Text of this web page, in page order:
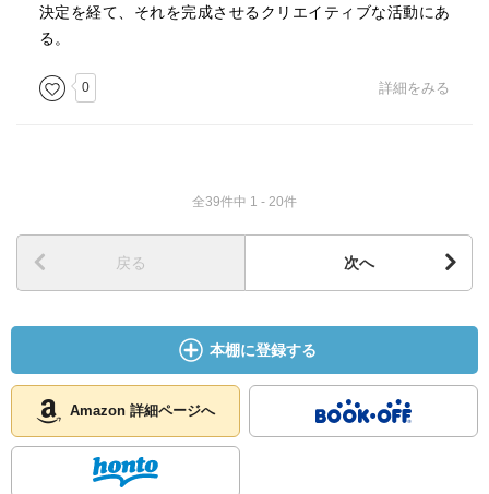
決定を経て、それを完成させるクリエイティブな活動にあ
る。
0 詳細をみる
全39件中 1 - 20件
戻る 次へ
本棚に登録する
Amazon 詳細ページへ